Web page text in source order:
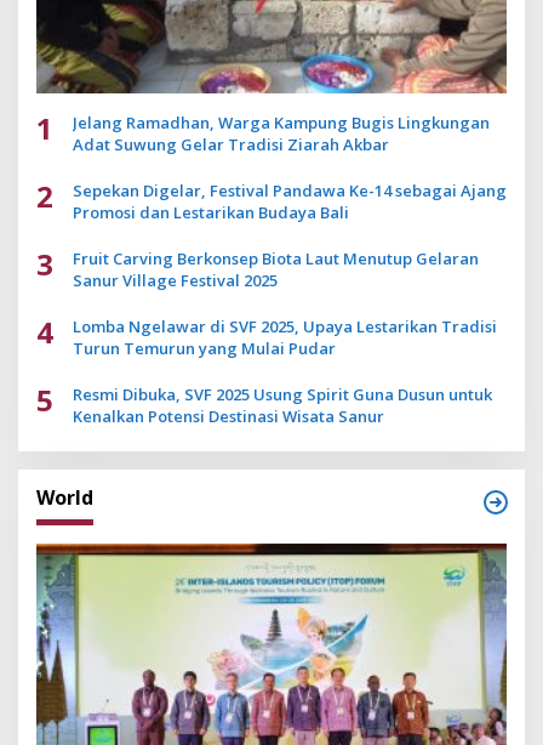
1
Jelang Ramadhan, Warga Kampung Bugis Lingkungan
Adat Suwung Gelar Tradisi Ziarah Akbar
2
Sepekan Digelar, Festival Pandawa Ke-14 sebagai Ajang
Promosi dan Lestarikan Budaya Bali
3
Fruit Carving Berkonsep Biota Laut Menutup Gelaran
Sanur Village Festival 2025
4
Lomba Ngelawar di SVF 2025, Upaya Lestarikan Tradisi
Turun Temurun yang Mulai Pudar
5
Resmi Dibuka, SVF 2025 Usung Spirit Guna Dusun untuk
Kenalkan Potensi Destinasi Wisata Sanur
World